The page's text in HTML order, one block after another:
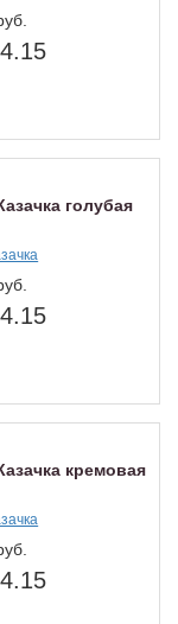
голубая
кремовая